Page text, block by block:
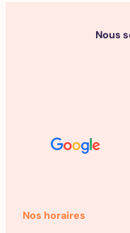
Nous
Nos horaires